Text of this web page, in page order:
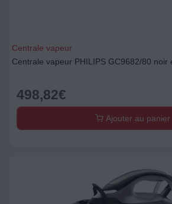
Centrale vapeur
Centrale vapeur PHILIPS GC9682/80 noir
498,82€
Ajouter au panier